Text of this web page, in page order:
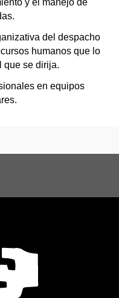
y el manejo de
del despacho
humanos que lo
que se dirija.
en equipos